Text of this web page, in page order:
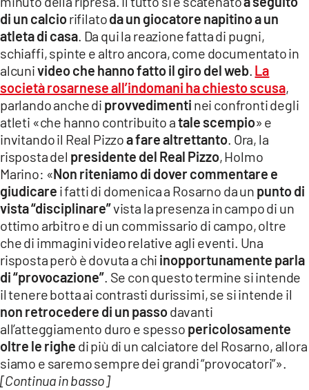
App
ANDROID
APPLE
di un calciorifilatoda un giocatore napitino a un
atleta di casa. Da qui la reazione fatta di pugni,
schiaffi, spinte e altro ancora, come documentato in
alcunivideo che hanno fatto il giro del web. La
società rosarnese all’indomani ha chiesto scusa,
parlando anche di provvedimenti nei confronti degli
atleti «che hanno contribuito atale scempio» e
invitando il Real Pizzoa fare altrettanto. Ora, la
risposta del presidente del Real Pizzo, Holmo
Marino: «Non riteniamo di dover commentare e
giudicare i fatti di domenica a Rosarno da un punto di
vista “disciplinare”vista la presenza in campo di un
ottimo arbitro e di un commissario di campo, oltre
che di immagini video relative agli eventi. Una
risposta però è dovuta a chi inopportunamente parla
di “provocazione”. Se con questo termine si intende
il tenere botta ai contrasti durissimi, se si intende il
non retrocedere di un passodavanti
all’atteggiamento duro e spesso pericolosamente
oltre le righe di più di un calciatore del Rosarno, allora
siamo e saremo sempre dei grandi “provocatori”».
[Continua in basso]